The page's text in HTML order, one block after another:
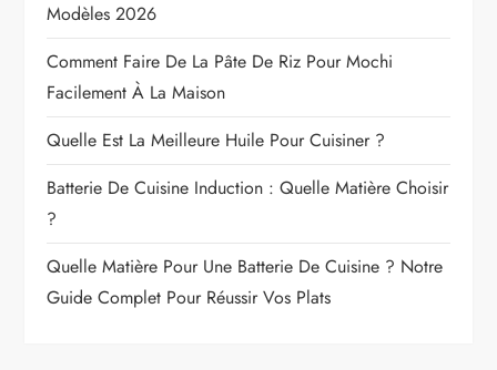
Modèles 2026
Comment Faire De La Pâte De Riz Pour Mochi
Facilement À La Maison
Quelle Est La Meilleure Huile Pour Cuisiner ?
Batterie De Cuisine Induction : Quelle Matière Choisir
?
Quelle Matière Pour Une Batterie De Cuisine ? Notre
Guide Complet Pour Réussir Vos Plats